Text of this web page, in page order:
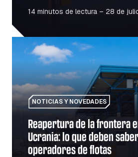
14 minutos de lectura – 28 de
Reapertura de la frontera entre
NOTICIAS Y NOVEDADES
Reapertura de la frontera
Ucrania: lo que deben
operadores de flotas